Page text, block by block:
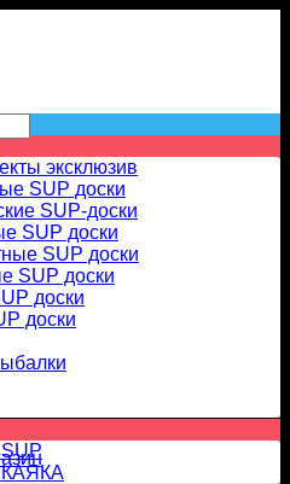
эксклюзив
SUP доски
SUP-доски
SUP доски
SUP доски
SUP доски
доски
доски
КАЯКА